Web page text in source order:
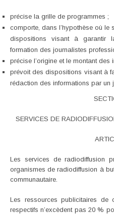
précise la grille de programmes ;
comporte, dans l’hypothèse où le
dispositions visant à garantir
formation des journalistes
précise l’origine et le montant des
prévoit des dispositions visant à
rédaction des informations par un
SERVICES DE
Les services de radiodiffusion
organismes de radiodiffusion à
communautaire.
Les ressources publicitaires de
respectifs n’excèdent pas 20 %